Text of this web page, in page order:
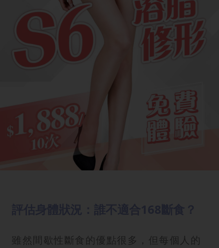
雖然間歇性斷食的優點很多，但每個人的